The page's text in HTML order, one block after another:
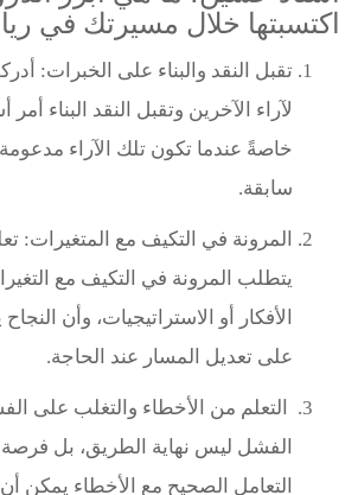
اكتسبتها خلال مسيرتك في
تقبل النقد والبناء على الخبرات:
لآراء الآخرين وتقبل النقد البناء
خاصةً عندما تكون تلك الآراء
سابقة.
المرونة في التكيف مع المتغيرات:
يتطلب المرونة في التكيف مع
الأفكار أو الاستراتيجيات، وأن
على تعديل المسار عند الحاجة.
التعلم من الأخطاء والتغلب على
الفشل ليس نهاية الطريق، بل فرصة
التعامل الصحيح مع الأخطاء يمكن